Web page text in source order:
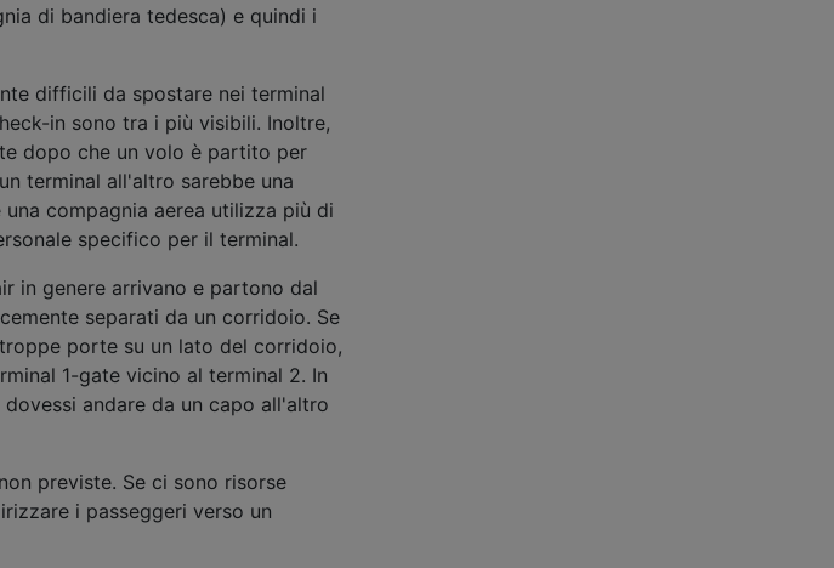
di bandiera tedesca) e quindi i
difficili da spostare nei terminal
in sono tra i più visibili. Inoltre,
dopo che un volo è partito per
terminal all'altro sarebbe una
compagnia aerea utilizza più di
specifico per il terminal.
in genere arrivano e partono dal
separati da un corridoio. Se
porte su un lato del corridoio,
1-gate vicino al terminal 2. In
andare da un capo all'altro
previste. Se ci sono risorse
i passeggeri verso un